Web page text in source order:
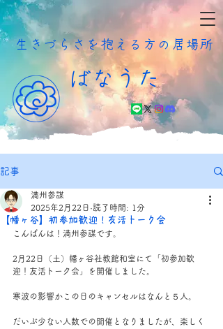
​生きづらさを抱える方の居場所
ばなうた
記事
【幡ヶ谷】初参加歓迎！友活トーク会
満州参謀
2025年2月22日 読了時間: 1分
こんばんは！満州参謀です。
2月22日（土）幡ヶ谷社教館和室にて「初参加歓
迎！友活トーク会」を開催しました。
寒波の影響かこの日のキャンセルはなんと５人。
だいぶ少ない人数での開催となりましたが、楽しく